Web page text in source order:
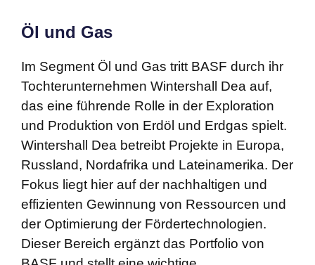
Öl und Gas
Im Segment Öl und Gas tritt BASF durch ihr
Tochterunternehmen Wintershall Dea auf,
das eine führende Rolle in der Exploration
und Produktion von Erdöl und Erdgas spielt.
Wintershall Dea betreibt Projekte in Europa,
Russland, Nordafrika und Lateinamerika. Der
Fokus liegt hier auf der nachhaltigen und
effizienten Gewinnung von Ressourcen und
der Optimierung der Fördertechnologien.
Dieser Bereich ergänzt das Portfolio von